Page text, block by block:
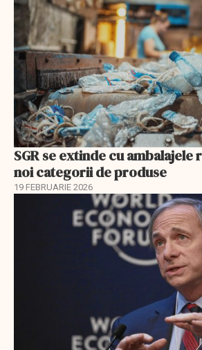
SGR se extinde cu ambalajele
noi categorii de produse
19 FEBRUARIE 2026